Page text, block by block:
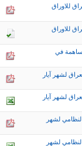
للاوراق
للاوراق
في
لشهر آيار
لشهر آيار
لشهر
لشهر